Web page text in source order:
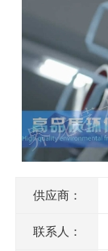
供应商：
联系人：